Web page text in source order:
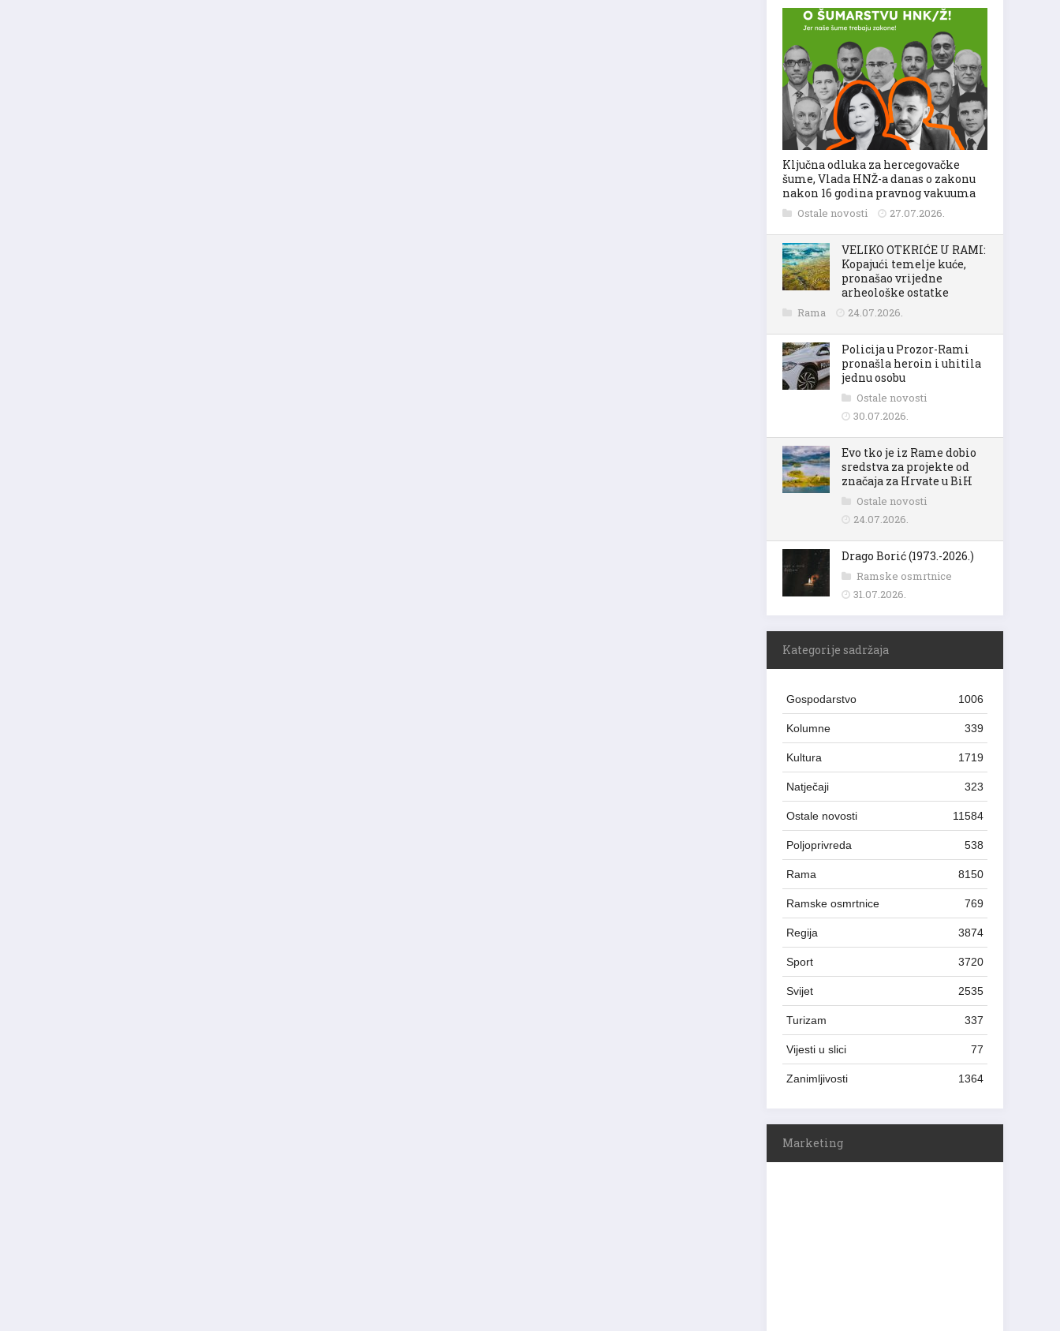
Ključna odluka za hercegovačke
šume, Vlada HNŽ-a danas o zakonu
nakon 16 godina pravnog vakuuma
Ostale novosti 27.07.2026.
VELIKO OTKRIĆE U RAMI:
Kopajući temelje kuće,
pronašao vrijedne
arheološke ostatke
Rama 24.07.2026.
Policija u Prozor-Rami
pronašla heroin i uhitila
jednu osobu
Ostale novosti
30.07.2026.
Evo tko je iz Rame dobio
sredstva za projekte od
značaja za Hrvate u BiH
Ostale novosti
24.07.2026.
Drago Borić (1973.-2026.)
Ramske osmrtnice
31.07.2026.
Kategorije sadržaja
Gospodarstvo 1006
Kolumne 339
Kultura 1719
Natječaji 323
Ostale novosti 11584
Poljoprivreda 538
Rama 8150
Ramske osmrtnice 769
Regija 3874
Sport 3720
Svijet 2535
Turizam 337
Vijesti u slici 77
Zanimljivosti 1364
Marketing